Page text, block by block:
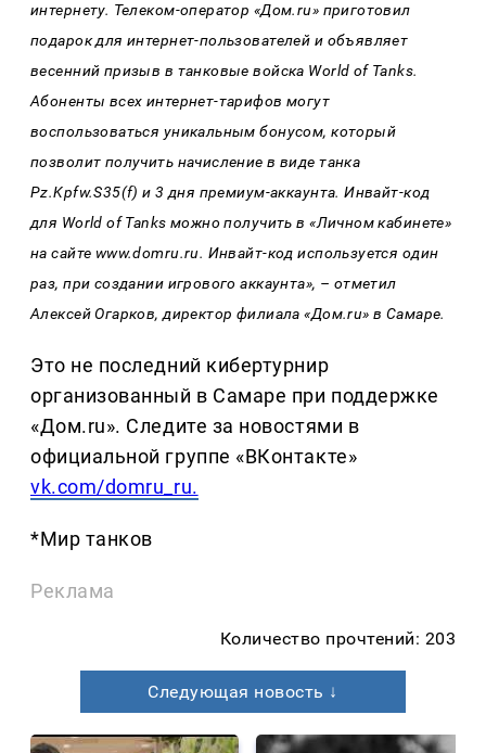
интернету. Телеком-оператор «Дом.ru» приготовил
подарок для интернет-пользователей и объявляет
весенний призыв в танковые войска World of Tanks.
Абоненты всех интернет-тарифов могут
воспользоваться уникальным бонусом, который
позволит получить начисление в виде танка
Pz.Kpfw.S35(f) и 3 дня премиум-аккаунта. Инвайт-код
для World of Tanks можно получить в «Личном кабинете»
на сайте www.domru.ru. Инвайт-код используется один
раз, при создании игрового аккаунта», – отметил
Алексей Огарков, директор филиала «Дом.ru» в Самаре.
Это не последний кибертурнир
организованный в Самаре при поддержке
«Дом.ru». Следите за новостями в
официальной группе «ВКонтакте»
vk.com/domru_ru.
*Мир танков
Реклама
Количество прочтений: 203
Следующая новость ↓